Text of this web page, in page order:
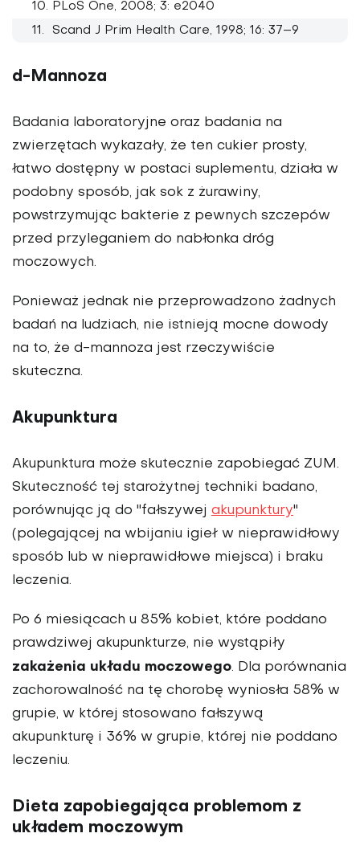
PLoS One, 2008; 3: e2040
Scand J Prim Health Care, 1998; 16: 37–9
d-Mannoza
Badania laboratoryjne oraz badania na
zwierzętach wykazały, że ten cukier prosty,
łatwo dostępny w postaci suplementu, działa w
podobny sposób, jak sok z żurawiny,
powstrzymując bakterie z pewnych szczepów
przed przyleganiem do nabłonka dróg
moczowych.
Ponieważ jednak nie przeprowadzono żadnych
badań na ludziach, nie istnieją mocne dowody
na to, że d-mannoza jest rzeczywiście
skuteczna.
Akupunktura
Akupunktura może skutecznie zapobiegać ZUM.
Skuteczność tej starożytnej techniki badano,
porównując ją do "fałszywej akupunktury"
(polegającej na wbijaniu igieł w nieprawidłowy
sposób lub w nieprawidłowe miejsca) i braku
leczenia.
Po 6 miesiącach u 85% kobiet, które poddano
prawdziwej akupunkturze, nie wystąpiły
zakażenia układu moczowego. Dla porównania
zachorowalność na tę chorobę wyniosła 58% w
grupie, w której stosowano fałszywą
akupunkturę i 36% w grupie, której nie poddano
leczeniu.
Dieta zapobiegająca problemom z
układem moczowym